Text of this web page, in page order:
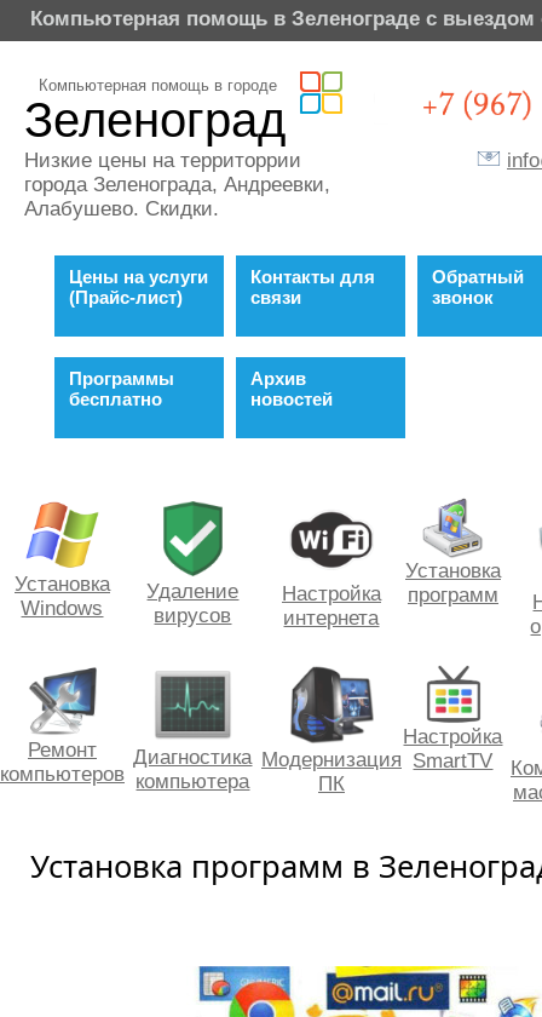
Компьютерная помощь в Зеленограде с выездом
Компьютерная помощь в городе
Зеленоград
Низкие цены на территоррии
города Зеленограда, Андреевки,
Алабушево. Скидки.
Цены на услуги
(Прайс-лист)
Контакты для
связи
Обратный
звонок
Программы
бесплатно
Архив
новостей
Установка
Windows
Удаление
вирусов
Настройка
интернета
Установка
программ
Ремонт
компьютеров
Диагностика
компьютера
Модернизация
ПК
Настройка
SmartTV
Установка программ в